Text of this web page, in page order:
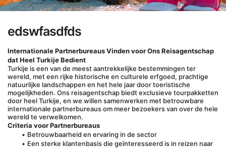
edswfasdfds
Internationale Partnerbureaus Vinden voor Ons Reisagentschap
dat Heel Turkije Bedient
Turkije is een van de meest aantrekkelijke bestemmingen ter
wereld, met een rijke historische en culturele erfgoed, prachtige
natuurlijke landschappen en het hele jaar door toeristische
mogelijkheden. Ons reisagentschap biedt exclusieve tourpakketten
door heel Turkije, en we willen samenwerken met betrouwbare
internationale partnerbureaus om meer bezoekers van over de hele
wereld te verwelkomen.
Criteria voor Partnerbureaus
Betrouwbaarheid en ervaring in de sector
Een sterke klantenbasis die geïnteresseerd is in reizen naar